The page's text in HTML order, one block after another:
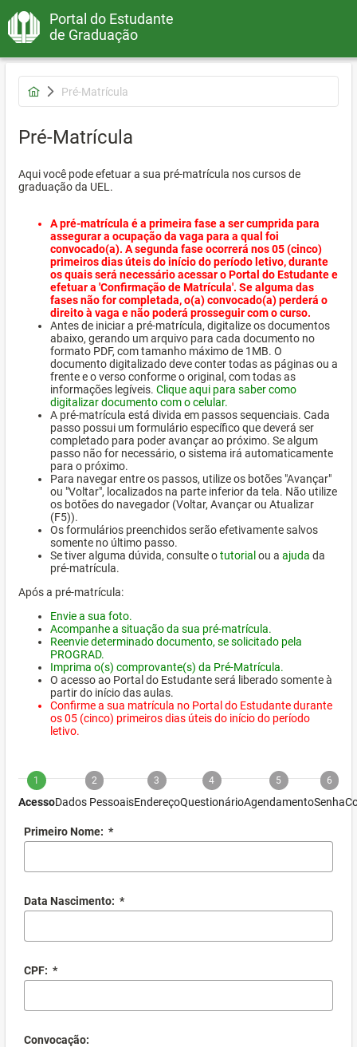
Portal do Estudante
de Graduação
Pré-Matrícula
Pré-Matrícula
Aqui você pode efetuar a sua pré-matrícula nos cursos de
graduação da UEL.
A pré-matrícula é a primeira fase a ser cumprida para
assegurar a ocupação da vaga para a qual foi
convocado(a). A segunda fase ocorrerá nos 05 (cinco)
primeiros dias úteis do início do período letivo, durante
os quais será necessário acessar o Portal do Estudante e
efetuar a 'Confirmação de Matrícula'. Se alguma das
fases não for completada, o(a) convocado(a) perderá o
direito à vaga e não poderá prosseguir com o curso.
Antes de iniciar a pré-matrícula, digitalize os documentos
abaixo, gerando um arquivo para cada documento no
formato PDF, com tamanho máximo de 1MB. O
documento digitalizado deve conter todas as páginas ou a
frente e o verso conforme o original, com todas as
informações legíveis. Clique aqui para saber como
digitalizar documento com o celular.
A pré-matrícula está divida em passos sequenciais. Cada
passo possui um formulário específico que deverá ser
completado para poder avançar ao próximo. Se algum
passo não for necessário, o sistema irá automaticamente
para o próximo.
Para navegar entre os passos, utilize os botões "Avançar"
ou "Voltar", localizados na parte inferior da tela. Não utilize
os botões do navegador (Voltar, Avançar ou Atualizar
(F5)).
Os formulários preenchidos serão efetivamente salvos
somente no último passo.
Se tiver alguma dúvida, consulte otutorial ou a ajuda da
pré-matrícula.
Após a pré-matrícula:
Envie a sua foto.
Acompanhe a situação da sua pré-matrícula.
Reenvie determinado documento, se solicitado pela
PROGRAD.
Imprima o(s) comprovante(s) da Pré-Matrícula.
O acesso ao Portal do Estudante será liberado somente à
partir do início das aulas.
Confirme a sua matrícula no Portal do Estudante durante
os 05 (cinco) primeiros dias úteis do início do período
letivo.
1
Acesso
2
Dados Pessoais
3
Endereço
4
Questionário
5
Agendamento
6
Senha
Primeiro Nome: *
Data Nascimento: *
CPF: *
Convocação: